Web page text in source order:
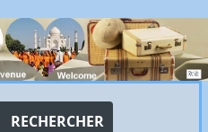
RECHERCHER